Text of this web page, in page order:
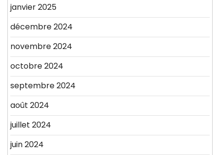
janvier 2025
décembre 2024
novembre 2024
octobre 2024
septembre 2024
août 2024
juillet 2024
juin 2024